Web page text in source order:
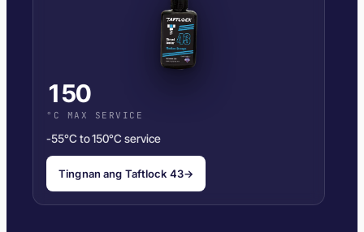
150
°C MAX SERVICE
-55°C to 150°C service
Tingnan ang Taftlock 43→